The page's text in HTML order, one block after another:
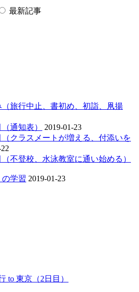
最新記事
旅行中止、書初め、初詣、凧揚
通知表）
2019-01-23
クラスメートが増える、付添いを
不登校、水泳教室に通い始める）
学習 2019-01-23
to 東京（2日目）